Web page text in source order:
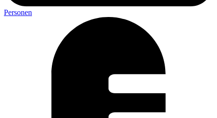
Personen